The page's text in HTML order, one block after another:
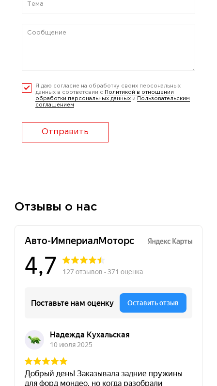
Я даю согласие на обработку своих персональных
данных в соответсвии с
Политикой в отношении
обработки персональных данных и
Пользовательским
соглашением
Отправить
Отзывы о нас